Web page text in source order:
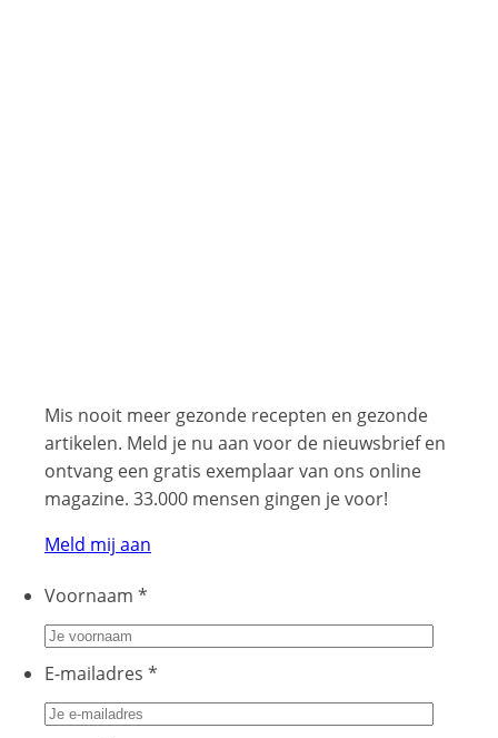
Mis nooit meer gezonde recepten en gezonde
artikelen. Meld je nu aan voor de nieuwsbrief en
ontvang een gratis exemplaar van ons online
magazine. 33.000 mensen gingen je voor!
Meld mij aan
Voornaam *
E-mailadres *